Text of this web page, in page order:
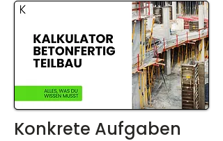
Konkrete Aufgaben